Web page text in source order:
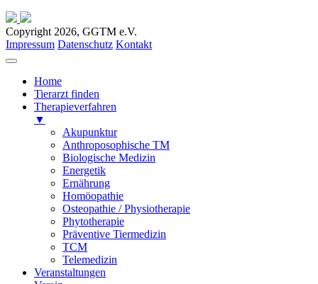
Copyright 2026, GGTM e.V.
Impressum Datenschutz Kontakt
Home
Tierarzt finden
Therapieverfahren
▼
Akupunktur
Anthroposophische TM
Biologische Medizin
Energetik
Ernährung
Homöopathie
Osteopathie / Physiotherapie
Phytotherapie
Präventive Tiermedizin
TCM
Telemedizin
Veranstaltungen